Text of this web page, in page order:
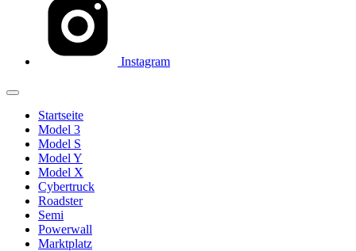
Instagram
Startseite
Model 3
Model S
Model Y
Model X
Cybertruck
Roadster
Semi
Powerwall
Marktplatz